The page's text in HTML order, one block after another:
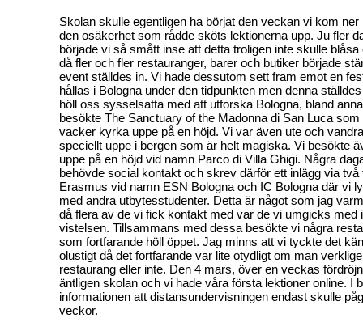
Skolan skulle egentligen ha börjat den veckan vi kom
den osäkerhet som rådde sköts lektionerna upp. Ju fler
började vi så smått inse att detta troligen inte skulle
då fler och fler restauranger, barer och butiker började
event ställdes in. Vi hade dessutom sett fram emot en
hållas i Bologna under den tidpunkten men denna
höll oss sysselsatta med att utforska Bologna, bland
besökte The Sanctuary of the Madonna di San Luca
vacker kyrka uppe på en höjd. Vi var även ute och
speciellt uppe i bergen som är helt magiska. Vi besökte
uppe på en höjd vid namn Parco di Villa Ghigi. Några
behövde social kontakt och skrev därför ett inlägg via
Erasmus vid namn ESN Bologna och IC Bologna där vi
med andra utbytesstudenter. Detta är något som jag
då flera av de vi fick kontakt med var de vi umgicks med
vistelsen. Tillsammans med dessa besökte vi några
som fortfarande höll öppet. Jag minns att vi tyckte det
olustigt då det fortfarande var lite otydligt om man
restaurang eller inte. Den 4 mars, över en veckas
äntligen skolan och vi hade våra första lektioner online. I
informationen att distansundervisningen endast skulle
veckor.